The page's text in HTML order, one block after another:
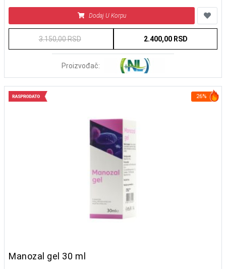
Dodaj U Korpu
3.150,00 RSD 2.400,00 RSD
Proizvođač:
26%
Manozal gel 30 ml